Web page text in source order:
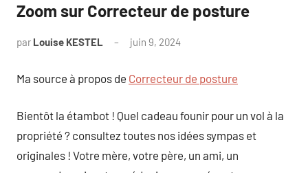
Zoom sur Correcteur de posture
par Louise KESTEL juin 9, 2024
Ma source à propos de Correcteur de posture
Bientôt la étambot ! Quel cadeau founir pour un vol à la
propriété ? consultez toutes nos idées sympas et
originales ! Votre mère, votre père, un ami, un